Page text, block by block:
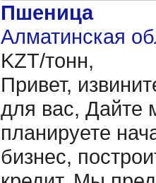
Пшеница
Алматинская
KZT/тонн,
Привет,
для вас, Дайте
планируете
бизнес,